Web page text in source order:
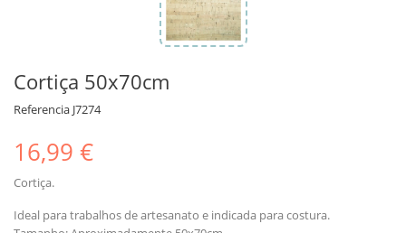
Cortiça 50x70cm
Referencia J7274
16,99 €
Cortiça.
Ideal para trabalhos de artesanato e indicada para costura.